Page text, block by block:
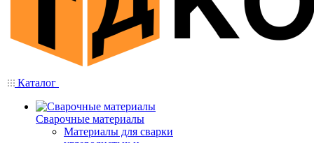
Каталог
Сварочные материалы
Материалы для сварки